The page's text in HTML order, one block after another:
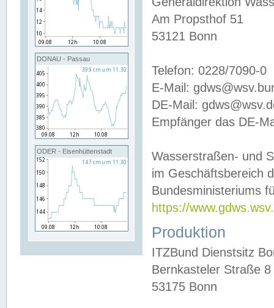
DONAU - Passau
ODER - Eisenhüttenstadt
Am Propsthof 51
53121 Bonn
Telefon: 0228/7090-0
E-Mail:
DE-Mail:
Empfänger das DE-
Wasserstraßen- und
im Geschäftsbereich
Bundesministeriums
https://
Produktion
ITZBund Dienstsitz
Bernkasteler Straße 8
53175 Bonn